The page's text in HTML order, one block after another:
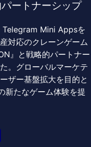
ートナーシップ
Telegram Mini Appsを
対応のクレーンゲーム
』と戦略的パートナー
。グローバルマーケテ
ザー基盤拡大を目的と
新たなゲーム体験を提